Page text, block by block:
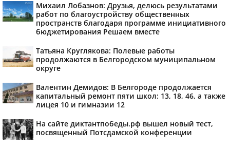
Михаил Лобазнов: Друзья, делюсь результатами
работ по благоустройству общественных
пространств благодаря программе инициативного
бюджетирования Решаем вместе
Татьяна Круглякова: Полевые работы
продолжаются в Белгородском муниципальном
округе
Валентин Демидов: В Белгороде продолжается
капитальный ремонт пяти школ: 13, 18, 46, а также
лицея 10 и гимназии 12
На сайте диктантпобеды.рф вышел новый тест,
посвященный Потсдамской конференции